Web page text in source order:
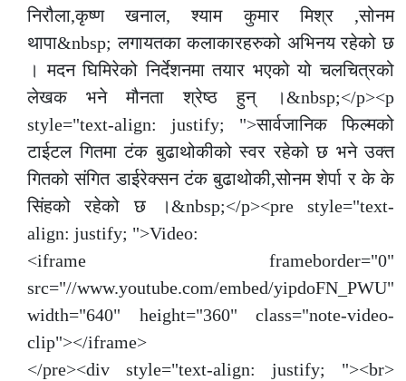
निरौला,कृष्ण खनाल, श्याम कुमार मिश्र ,सोनम
थापा&nbsp; लगायतका कलाकारहरुको अभिनय रहेको छ
। मदन घिमिरेको निर्देशनमा तयार भएको यो चलचित्रको
लेखक भने मौनता श्रेष्ठ हुन् ।&nbsp;</p><p
style="text-align: justify; ">सार्वजानिक फिल्मको
टाईटल गितमा टंक बुढाथोकीको स्वर रहेको छ भने उक्त
गितको संगित डाईरेक्सन टंक बुढाथोकी,सोनम शेर्पा र के के
सिंहको रहेको छ ।&nbsp;</p><pre style="text-
align: justify; ">Video:
<iframe frameborder="0"
src="//www.youtube.com/embed/yipdoFN_PWU"
width="640" height="360" class="note-video-
clip"></iframe>
</pre><div style="text-align: justify; "><br>